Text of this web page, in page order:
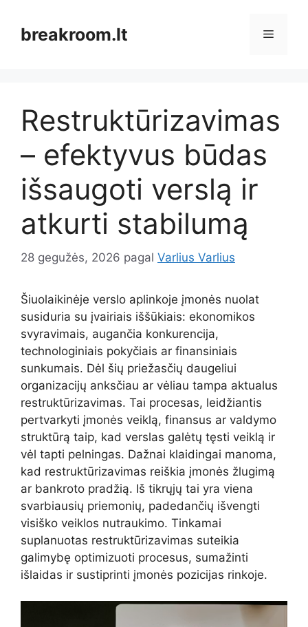
turiniobreakroom.lt Meniu
Restruktūrizavimas
– efektyvus būdas
išsaugoti verslą ir
atkurti stabilumą
28 gegužės, 2026 pagal Varlius Varlius
Šiuolaikinėje verslo aplinkoje įmonės nuolat
susiduria su įvairiais iššūkiais: ekonomikos
svyravimais, augančia konkurencija,
technologiniais pokyčiais ar finansiniais
sunkumais. Dėl šių priežasčių daugeliui
organizacijų anksčiau ar vėliau tampa aktualus
restruktūrizavimas. Tai procesas, leidžiantis
pertvarkyti įmonės veiklą, finansus ar valdymo
struktūrą taip, kad verslas galėtų tęsti veiklą ir
vėl tapti pelningas. Dažnai klaidingai manoma,
kad restruktūrizavimas reiškia įmonės žlugimą
ar bankroto pradžią. Iš tikrųjų tai yra viena
svarbiausių priemonių, padedančių išvengti
visiško veiklos nutraukimo. Tinkamai
suplanuotas restruktūrizavimas suteikia
galimybę optimizuoti procesus, sumažinti
išlaidas ir sustiprinti įmonės pozicijas rinkoje.